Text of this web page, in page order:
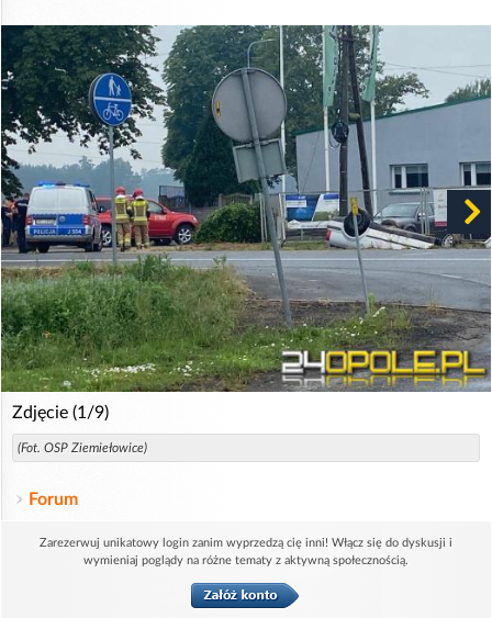
Zdjęcie (1/9)
(Fot. OSP Ziemiełowice)
Forum
Zarezerwuj unikatowy login zanim wyprzedzą cię inni! Włącz się do dyskusji i
wymieniaj poglądy na różne tematy z aktywną społecznością.